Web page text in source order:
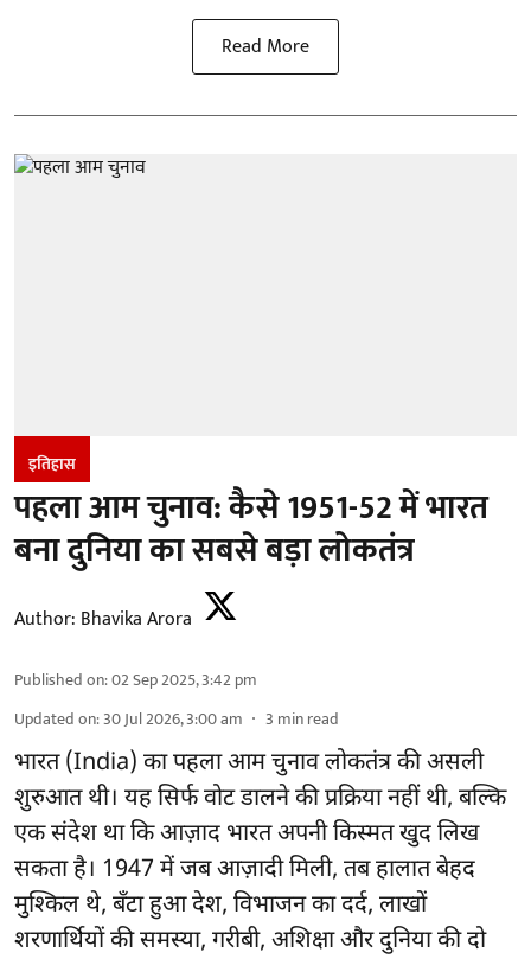
Read More
इतिहास
पहला आम चुनाव: कैसे 1951-52 में भारत
बना दुनिया का सबसे बड़ा लोकतंत्र
Author: Bhavika Arora
Published on:02 Sep 2025, 3:42 pm
Updated on:30 Jul 2026, 3:00 am 3 min read
भारत (India) का पहला आम चुनाव लोकतंत्र की असली
शुरुआत थी। यह सिर्फ वोट डालने की प्रक्रिया नहीं थी, बल्कि
एक संदेश था कि आज़ाद भारत अपनी किस्मत खुद लिख
सकता है। 1947 में जब आज़ादी मिली, तब हालात बेहद
मुश्किल थे, बँटा हुआ देश, विभाजन का दर्द, लाखों
शरणार्थियों की समस्या, गरीबी, अशिक्षा और दुनिया की दो